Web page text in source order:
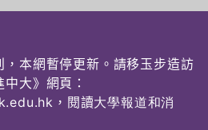
，本網暫停更新。請移玉步造訪
大》網頁：
，閱讀大學報道和消